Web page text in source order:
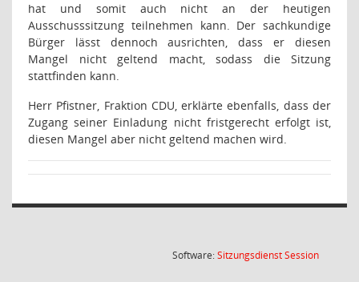
hat und somit auch nicht an der heutigen
Ausschusssitzung teilnehmen kann. Der sachkundige
Bürger lässt dennoch ausrichten, dass er diesen
Mangel nicht geltend macht, sodass die Sitzung
stattfinden kann.
Herr Pfistner, Fraktion CDU, erklärte ebenfalls, dass der
Zugang seiner Einladung nicht fristgerecht erfolgt ist,
diesen Mangel aber nicht geltend machen wird.
Software:SitzungsdienstSession(Wird in